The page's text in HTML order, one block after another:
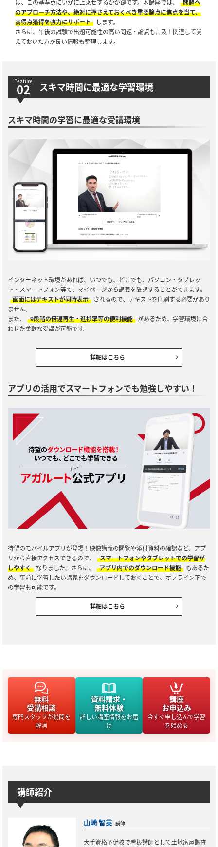
は、この基準点にいかに上乗せするかが鍵です。本講座では、
問題へ
のアプローチ方法や、絶対に押さえておくべき重要論点に焦点を当て、
高得点獲得を強力にサポート
します。
さらに、午後の試験で出題可能性の高い問題・論点も言及！関連して覚
えておいた方が良い情報も整理します。
スキマ時間に最適な学習環境
スキマ時間の学習に最適な受講環境
インターネット環境があれば、いつでも、どこでも、パソコン・タブレッ
ト・スマートフォン等で、マイページから講義を受講することができます。
画面にはテキストが同時表示
されるので、テキストを印刷する必要があり
ません。
また、
9段階の倍速再生・進捗率等の便利機能 があるため、学習環境に合
わせた柔軟な受講が可能です。
詳細はこちら
アプリの活用でスマートフォンでも勉強しやすい！
待望のモバイルアプリが登場！映像講義の閲覧や添付資料の確認など、アプ
リから直接アクセスできるので、
スマートフォンやタブレットでの学習が
しやすく
なりました。さらに、 アプリ内でのダウンロード機能
もあるた
め、事前に学習したい講義をダウンロードしておくことで、オフライン下で
の学習も可能です。
詳細はこちら
無料
受講相談
専門スタッフが疑問を
解消
資料請求・
無料体験
詳しい講座情報をお届
け
講座
お申込み
今すぐ申し込んで学習
を始める
講師紹介
山崎 智英 講師
大手資格予備校で看板講師として土地家屋調査